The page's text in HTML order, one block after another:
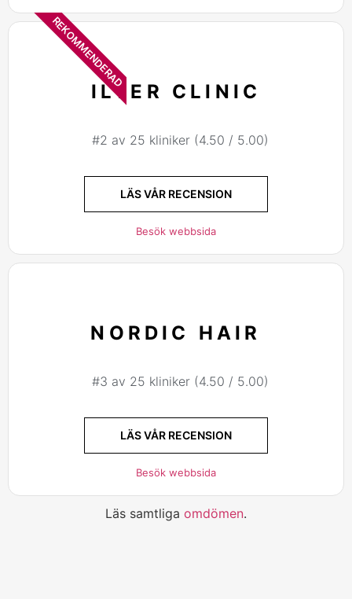
REKOMMENDERAD
ILTER CLINIC
#2 av 25 kliniker (4.50 / 5.00)
LÄS VÅR RECENSION
Besök webbsida
NORDIC HAIR
#3 av 25 kliniker (4.50 / 5.00)
LÄS VÅR RECENSION
Besök webbsida
Läs samtliga omdömen.